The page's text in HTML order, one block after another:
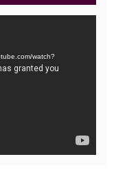
watch?